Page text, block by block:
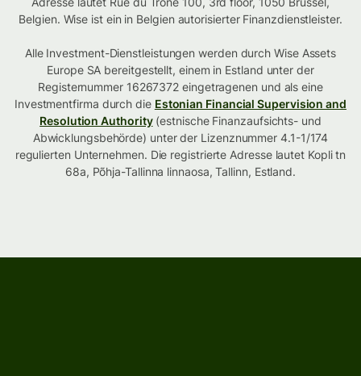
Belgien. Wise ist ein in Belgien autorisierter Finanzdienstleister.
Alle Investment-Dienstleistungen werden durch Wise Assets
Europe SA bereitgestellt, einem in Estland unter der
Registernummer 16267372 eingetragenen und als eine
Investmentfirma durch die Estonian Financial Supervision and
Resolution Authority(estnische Finanzaufsichts- und
Abwicklungsbehörde) unter der Lizenznummer 4.1-1/174
regulierten Unternehmen. Die registrierte Adresse lautet Kopli tn
68a, Põhja-Tallinna linnaosa, Tallinn, Estland.